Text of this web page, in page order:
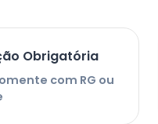
Obrigatória
com RG ou